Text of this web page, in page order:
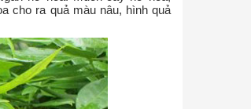
cho ra quả màu nâu, hình quả